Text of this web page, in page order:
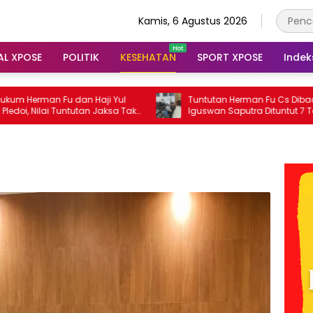
Kamis, 6 Agustus 2026
XPOSE POLITIK KESEHATAN SPORT XPOSE
Haji Yul
Jaksa Tak
Tuntutan Herman Fu Cs Dibacakan,
Iguswan Saputra Dituntut 7 Tahun
Penjara dan Uang Pengganti Rp45 Miliar